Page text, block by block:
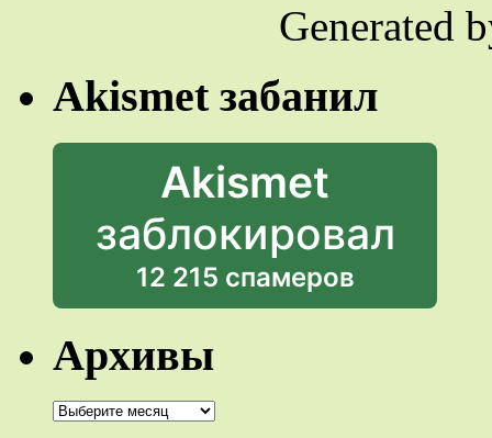
Generated
Akismet забанил
Akismet
заблокировал
12 215 спамеров
Архивы
Архивы